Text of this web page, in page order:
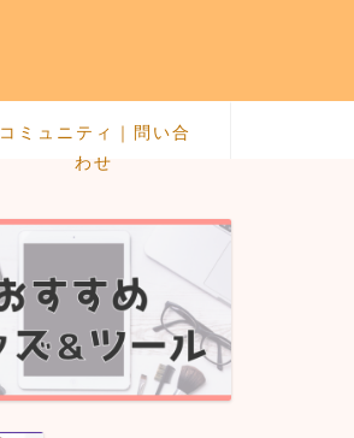
コミュニティ｜問い合
わせ